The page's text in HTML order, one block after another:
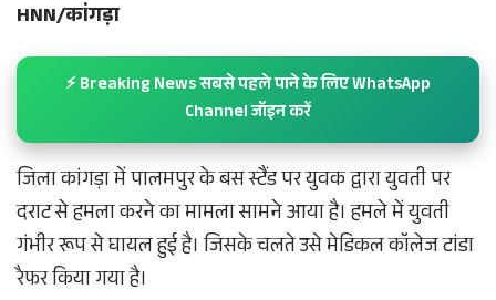
HNN/कांगड़ा
⚡ Breaking News सबसे पहले पाने के लिए WhatsApp
Channel जॉइन करें
जिला कांगड़ा में पालमपुर के बस स्टैंड पर युवक द्वारा युवती पर
दराट से हमला करने का मामला सामने आया है। हमले में युवती
गंभीर रूप से घायल हुई है। जिसके चलते उसे मेडिकल कॉलेज टांडा
रैफर किया गया है।